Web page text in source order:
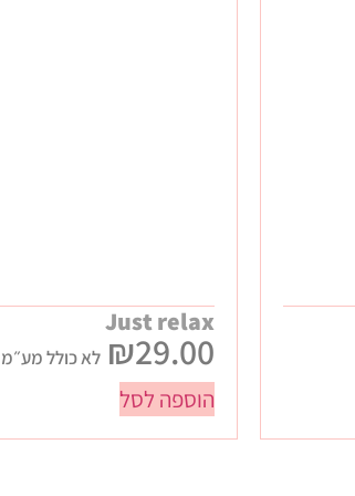
Just relax
₪29.00 לא כולל מע״מ
הוספה לסל